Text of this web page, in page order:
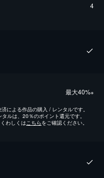
4
最⼤40%※
による作品の購入 / レンタルです。
ルは、20％のポイント還元です。
わしくは こちらをご確認ください。